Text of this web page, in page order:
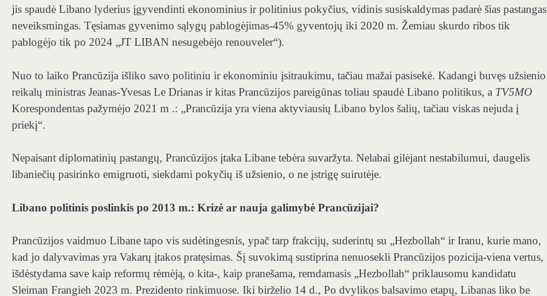
jis spaudė Libano lyderius įgyvendinti ekonominius ir politinius pokyčius, vidinis susiskaldymas padarė šias pastangas
neveiksmingas. Tęsiamas gyvenimo sąlygų pablogėjimas-45% gyventojų iki 2020 m. Žemiau skurdo ribos tik
pablogėjo tik po 2024 „JT LIBAN nesugebėjo renouveler“).
Nuo to laiko Prancūzija išliko savo politiniu ir ekonominiu įsitraukimu, tačiau mažai pasisekė. Kadangi buvęs užsienio
reikalų ministras Jeanas-Yvesas Le Drianas ir kitas Prancūzijos pareigūnas toliau spaudė Libano politikus, a TV5MO
Korespondentas pažymėjo 2021 m .: „Prancūzija yra viena aktyviausių Libano bylos šalių, tačiau viskas nejuda į
priekį“.
Nepaisant diplomatinių pastangų, Prancūzijos įtaka Libane tebėra suvaržyta. Nelabai gilėjant nestabilumui, daugelis
libaniečių pasirinko emigruoti, siekdami pokyčių iš užsienio, o ne įstrigę suirutėje.
Libano politinis poslinkis po 2013 m.: Krizė ar nauja galimybė Prancūzijai?
Prancūzijos vaidmuo Libane tapo vis sudėtingesnis, ypač tarp frakcijų, suderintų su „Hezbollah“ ir Iranu, kurie mano,
kad jo dalyvavimas yra Vakarų įtakos pratęsimas. Šį suvokimą sustiprina nenuosekli Prancūzijos pozicija-viena vertus,
išdėstydama save kaip reformų rėmėją, o kita-, kaip pranešama, remdamasis „Hezbollah“ priklausomu kandidatu
Sleiman Frangieh 2023 m. Prezidento rinkimuose. Iki birželio 14 d., Po dvylikos balsavimo etapų, Libanas liko be